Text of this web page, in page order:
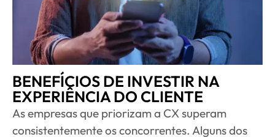
BENEFÍCIOS DE INVESTIR NA
EXPERIÊNCIA DO CLIENTE
As empresas que priorizam a CX superam
consistentemente os concorrentes. Alguns dos